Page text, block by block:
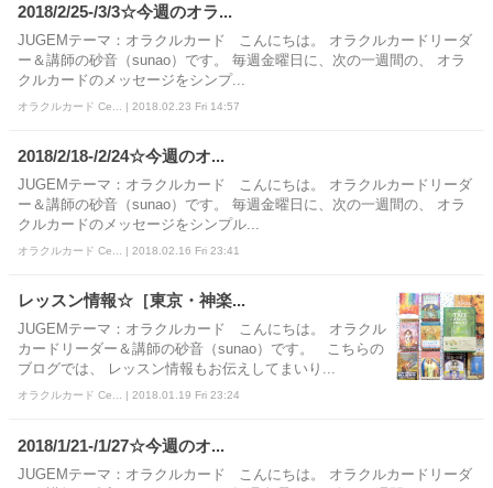
2018/2/25-/3/3☆今週のオラ...
JUGEMテーマ：オラクルカード こんにちは。 オラクルカードリーダ
ー＆講師の砂音（sunao）です。 毎週金曜日に、次の一週間の、 オラ
クルカードのメッセージをシンプ...
オラクルカード Ce... | 2018.02.23 Fri 14:57
2018/2/18-/2/24☆今週のオ...
JUGEMテーマ：オラクルカード こんにちは。 オラクルカードリーダ
ー＆講師の砂音（sunao）です。 毎週金曜日に、次の一週間の、 オラ
クルカードのメッセージをシンプル...
オラクルカード Ce... | 2018.02.16 Fri 23:41
レッスン情報☆［東京・神楽...
JUGEMテーマ：オラクルカード こんにちは。 オラクル
カードリーダー＆講師の砂音（sunao）です。 こちらの
ブログでは、 レッスン情報もお伝えしてまいり...
オラクルカード Ce... | 2018.01.19 Fri 23:24
2018/1/21-/1/27☆今週のオ...
JUGEMテーマ：オラクルカード こんにちは。 オラクルカードリーダ